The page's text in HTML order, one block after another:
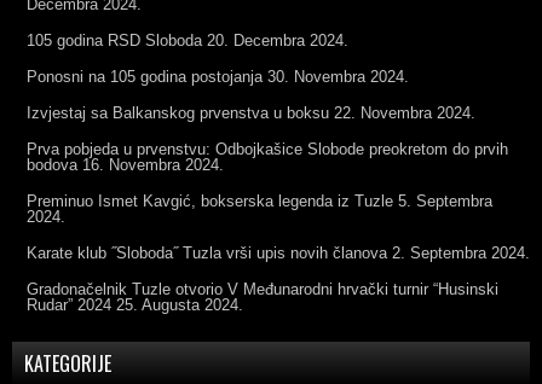
Decembra 2024.
105 godina RSD Sloboda 20. Decembra 2024.
Ponosni na 105 godina postojanja 30. Novembra 2024.
Izvjestaj sa Balkanskog prvenstva u boksu 22. Novembra 2024.
Prva pobjeda u prvenstvu: Odbojkašice Slobode preokretom do prvih
bodova 16. Novembra 2024.
Preminuo Ismet Kavgić, bokserska legenda iz Tuzle 5. Septembra
2024.
Karate klub ˝Sloboda˝ Tuzla vrši upis novih članova 2. Septembra 2024.
Gradonačelnik Tuzle otvorio V Međunarodni hrvački turnir “Husinski
Rudar” 2024 25. Augusta 2024.
KATEGORIJE